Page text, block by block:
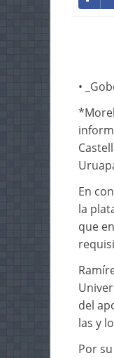
•
En
la
que
del
las y
Por